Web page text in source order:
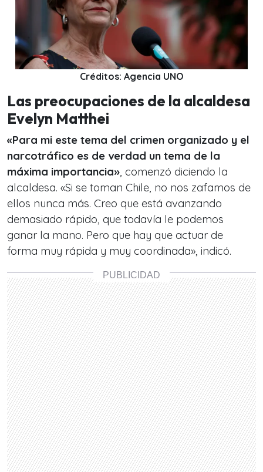
Créditos: Agencia UNO
Las preocupaciones de la alcaldesa
Evelyn Matthei
«Para mi este tema del crimen organizado y el
narcotráfico es de verdad un tema de la
máxima importancia», comenzó diciendo la
alcaldesa. «Si se toman Chile, no nos zafamos de
ellos nunca más. Creo que está avanzando
demasiado rápido, que todavía le podemos
ganar la mano. Pero que hay que actuar de
forma muy rápida y muy coordinada», indicó.